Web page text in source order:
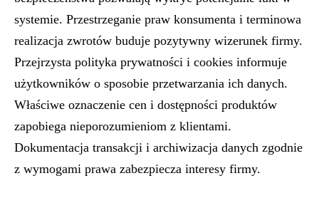
systemie. Przestrzeganie praw konsumenta i terminowa
realizacja zwrotów buduje pozytywny wizerunek firmy.
Przejrzysta polityka prywatności i cookies informuje
użytkowników o sposobie przetwarzania ich danych.
Właściwe oznaczenie cen i dostępności produktów
zapobiega nieporozumieniom z klientami.
Dokumentacja transakcji i archiwizacja danych zgodnie
z wymogami prawa zabezpiecza interesy firmy.